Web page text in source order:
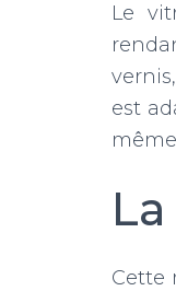
Le
est
Cette